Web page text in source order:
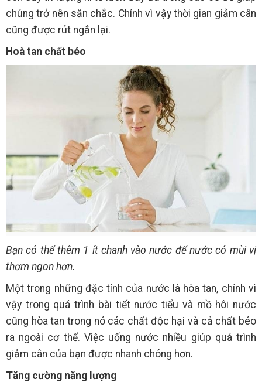
chúng trở nên săn chắc. Chính vì vậy thời gian giảm cân
cũng được rút ngắn lại.
Hoà tan chất béo
Bạn có thể thêm 1 ít chanh vào nước để nước có mùi vị
thơm ngon hơn.
Một trong những đặc tính của nước là hòa tan, chính vì
vậy trong quá trình bài tiết nước tiểu và mồ hôi nước
cũng hòa tan trong nó các chất độc hại và cả chất béo
ra ngoài cơ thể. Việc uống nước nhiều giúp quá trình
giảm cân của bạn được nhanh chóng hơn.
Tăng cường năng lượng